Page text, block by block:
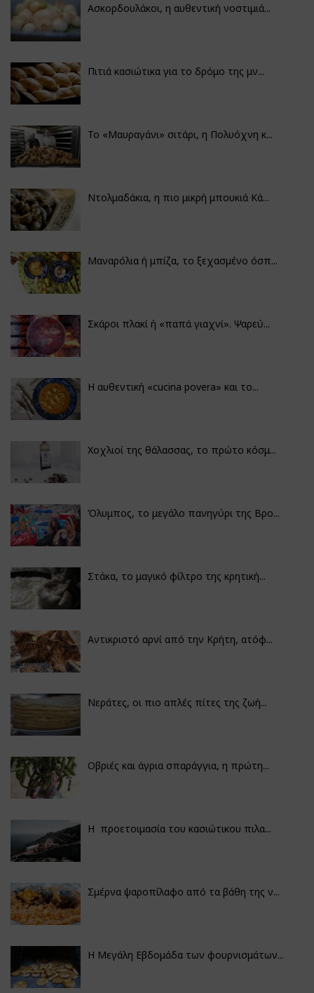
Ασκορδουλάκοι, η αυθεντική νοστιμιά...
Πιτιά κασιώτικα για το δρόμο της μν...
Το «Μαυραγάνι» σιτάρι, η Πολυόχνη κ...
Ντολμαδάκια, η πιο μικρή μπουκιά Κά...
Μαναρόλια ή μπίζα, το ξεχασμένο όσπ...
Σκάροι πλακί ή «παπά γιαχνί». Ψαρεύ...
Η αυθεντική «cucina povera» και το...
Χοχλιοί της θάλασσας, το πρώτο κόσμ...
Όλυμπος, το μεγάλο πανηγύρι της Βρο...
Στάκα, το μαγικό φίλτρο της κρητική...
Αντικριστό αρνί από την Κρήτη, ατόφ...
Νεράτες, οι πιο απλές πίτες της ζωή...
Οβριές και άγρια σπαράγγια, η πρώτη...
Η προετοιμασία του κασιώτικου πιλα...
Σμέρνα ψαροπίλαφο από τα βάθη της ν...
Η Μεγάλη Εβδομάδα των φουρνισμάτων...